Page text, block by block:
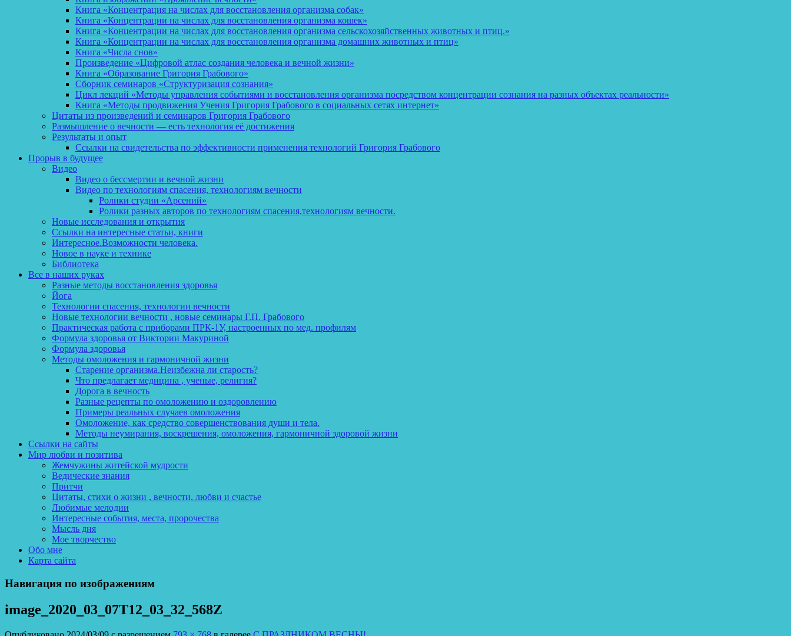
Книга «Концентрация на числах для восстановления организма собак»
Книга «Концентрации на числах для восстановления организма кошек»
Книга «Концентрации на числах для восстановления организма сельскохозяйственных животных и птиц.»
Книга «Концентрации на числах для восстановления организма домашних животных и птиц»
Книга «Числа снов»
Произведение «Цифровой атлас создания человека и вечной жизни»
Книга «Образование Григория Грабового»
Сборник семинаров «Структуризация сознания»
Цикл лекций «Методы управления событиями и восстановления организма посредством концентрации сознания на разных объектах реальности»
Книга «Методы продвижения Учения Григория Грабового в социальных сетях интернет»
Цитаты из произведений и семинаров Григория Грабового
Размышление о вечности — есть технология её достижения
Результаты и опыт
Ссылки на свидетельства по эффективности применения технологий Григория Грабового
Прорыв в будущее
Видео
Видео о бессмертии и вечной жизни
Видео по технологиям спасения, технологиям вечности
Ролики студии «Арсений»
Ролики разных авторов по технологиям спасения,технологиям вечности.
Новые исследования и открытия
Ссылки на интересные статьи, книги
Интересное.Возможности человека.
Новое в науке и технике
Библиотека
Все в наших руках
Разные методы восстановления здоровья
Йога
Технологии спасения, технологии вечности
Новые технологии вечности , новые семинары Г.П. Грабового
Практическая работа с приборами ПРК-1У, настроенных по мед. профилям
Формула здоровья от Виктории Макуриной
Формула здоровья
Методы омоложения и гармоничной жизни
Старение организма.Неизбежна ли старость?
Что предлагает медицина , ученые, религия?
Дорога в вечность
Разные рецепты по омоложению и оздоровлению
Примеры реальных случаев омоложения
Омоложение, как средство совершенствования души и тела.
Методы неумирания, воскрешения, омоложения, гармоничной здоровой жизни
Ссылки на сайты
Мир любви и позитива
Жемчужины житейской мудрости
Ведические знания
Притчи
Цитаты, стихи о жизни , вечности, любви и счастье
Любимые мелодии
Интересные события, места, пророчества
Мысль дня
Мое творчество
Обо мне
Карта сайта
Навигация по изображениям
image_2020_03_07T12_03_32_568Z